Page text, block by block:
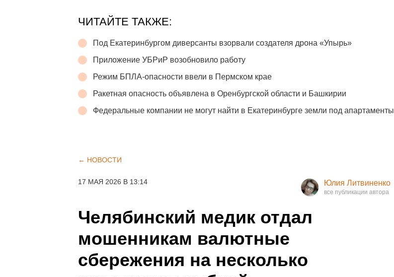
ЧИТАЙТЕ ТАКЖЕ:
Под Екатеринбургом диверсанты взорвали создателя дрона «Упырь»
Приложение УБРиР возобновило работу
Режим БПЛА-опасности ввели в Пермском крае
Ракетная опасность объявлена в Оренбургской области и Башкирии
Федеральные компании не могут найти в Екатеринбурге земли под апартаменты
← НОВОСТИ
17 МАЯ 2026 В 13:14 Юлия Литвиненко
Челябинский медик отдал
мошенникам валютные
сбережения на несколько